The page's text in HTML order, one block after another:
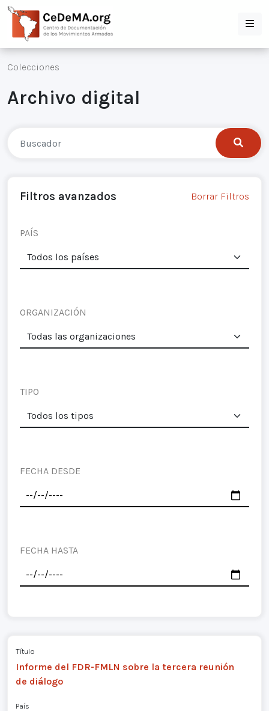
Colecciones
Archivo digital
Filtros avanzados Borrar Filtros
PAÍS
ORGANIZACIÓN
TIPO
FECHA DESDE
FECHA HASTA
Título
Informe del FDR-FMLN sobre la tercera reunión
de diálogo
País